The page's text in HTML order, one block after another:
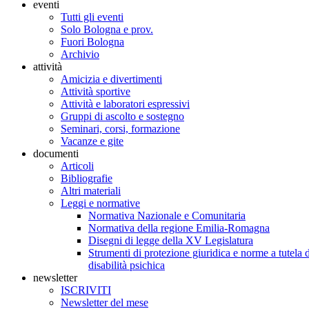
eventi
Tutti gli eventi
Solo Bologna e prov.
Fuori Bologna
Archivio
attività
Amicizia e divertimenti
Attività sportive
Attività e laboratori espressivi
Gruppi di ascolto e sostegno
Seminari, corsi, formazione
Vacanze e gite
documenti
Articoli
Bibliografie
Altri materiali
Leggi e normative
Normativa Nazionale e Comunitaria
Normativa della regione Emilia-Romagna
Disegni di legge della XV Legislatura
Strumenti di protezione giuridica e norme a tutela
disabilità psichica
newsletter
ISCRIVITI
Newsletter del mese